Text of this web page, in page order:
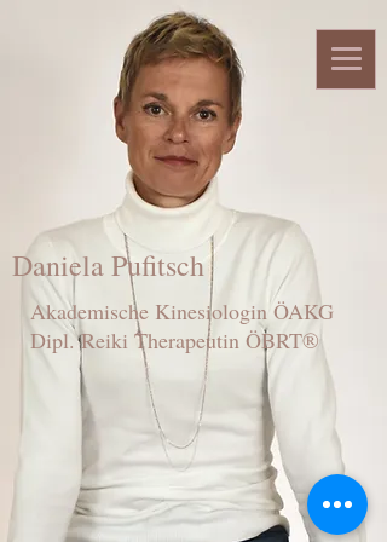
Daniela Pufitsch
Akademische Kinesiologin ÖAKG
Dipl. Reiki Therapeutin ÖBRT®